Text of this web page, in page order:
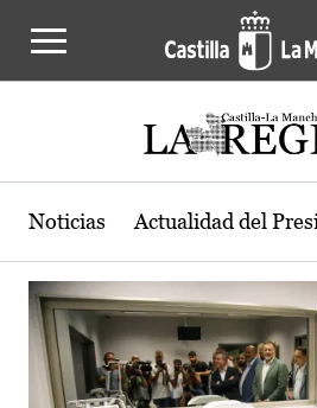
Actualidad de la
Noticias Actualidad del